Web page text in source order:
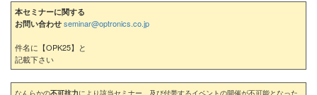
本セミナーに関する
お問い合わせ seminar@optronics.co.jp
件名に【OPK25】と
記載下さい
なんらかの不可抗力により該当セミナー、及び付帯するイベントの開催が不可能となった